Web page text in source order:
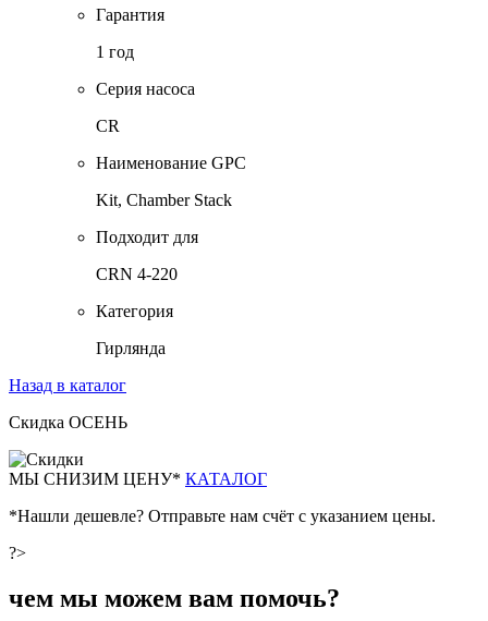
Гарантия
1 год
Серия насоса
CR
Наименование GPC
Kit, Chamber Stack
Подходит для
CRN 4-220
Категория
Гирлянда
Назад в каталог
Скидка ОСЕНЬ
МЫ СНИЗИМ ЦЕНУ* КАТАЛОГ
*Нашли дешевле? Отправьте нам счёт с указанием цены.
?>
чем мы можем вам помочь?